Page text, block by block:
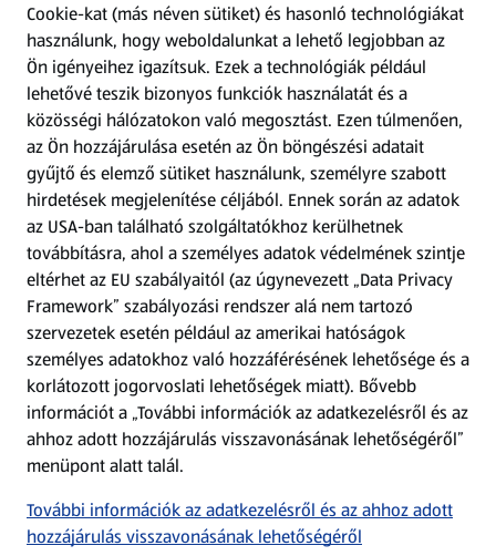
Kérdőív
Fizetési lehetőségek
ALDI utalványok
Árcsökkentés
Adattörlő alkalmazás
Szervizpont
(új oldalon nyílik meg)
Fedezz fel minket az interneten!
Töltsd le az ALDI Magyarország applikációt!
Cookie-kat (más néven sütiket) és hasonló technológiákat
használunk, hogy weboldalunkat a lehető legjobban az
Ön igényeihez igazítsuk. Ezek a technológiák például
lehetővé teszik bizonyos funkciók használatát és a
közösségi hálózatokon való megosztást. Ezen túlmenően,
az Ön hozzájárulása esetén az Ön böngészési adatait
gyűjtő és elemző sütiket használunk, személyre szabott
hirdetések megjelenítése céljából. Ennek során az adatok
az USA-ban található szolgáltatókhoz kerülhetnek
továbbításra, ahol a személyes adatok védelmének szintje
eltérhet az EU szabályaitól (az úgynevezett „Data Privacy
Framework” szabályozási rendszer alá nem tartozó
szervezetek esetén például az amerikai hatóságok
személyes adatokhoz való hozzáférésének lehetősége és a
korlátozott jogorvoslati lehetőségek miatt). Bővebb
információt a „További információk az adatkezelésről és az
ahhoz adott hozzájárulás visszavonásának lehetőségéről”
menüpont alatt talál.
További információk az adatkezelésről és az ahhoz adott
hozzájárulás visszavonásának lehetőségéről